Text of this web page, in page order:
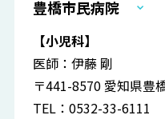
豊橋市民病院
【小児科】
医師：伊藤 剛
〒441-8570 愛知県豊
TEL：0532-33-6111